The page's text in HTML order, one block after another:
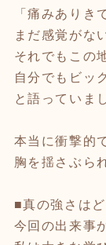
「痛みありき
まだ感覚がな
それでもこの
自分でもビッ
と語っていま
本当に衝撃的
胸を揺さぶら
■真の強さは
今回の出来事